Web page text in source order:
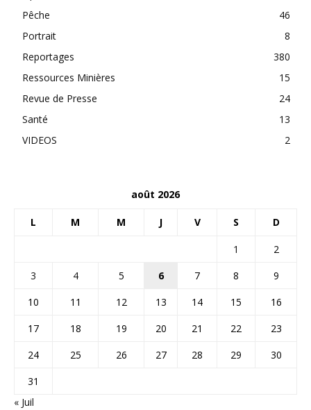
Pêche
46
Portrait
8
Reportages
380
Ressources Minières
15
Revue de Presse
24
Santé
13
VIDEOS
2
août 2026
L M M J V S D
1
2
3
4 5 6 7 8
9
10
11 12 13 14 15
16
17
18 19 20 21 22
23
24
25 26 27 28 29
30
31
« Juil